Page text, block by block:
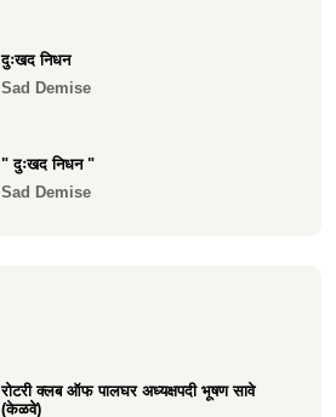
दुःखद निधन
Sad Demise
" दुःखद निधन "
Sad Demise
Sad Demise
रोटरी क्लब ऑफ पालघर अध्यक्षपदी भूषण सावे
(केळवे)